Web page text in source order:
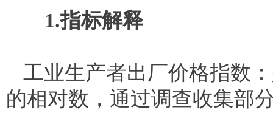
1.指标解释
工业生产者出厂价格指数
的相对数，通过调查收集部